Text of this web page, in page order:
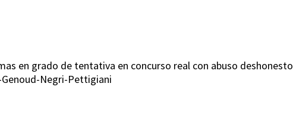
en grado de tentativa en concurso real con abuso deshonesto
Negri-Pettigiani